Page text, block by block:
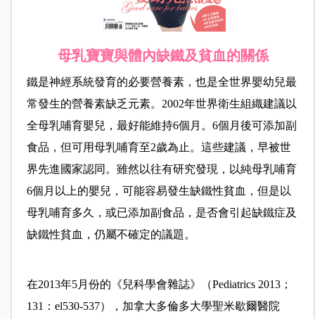
母乳寶寶與體內缺鐵及貧血的關係
鐵是神經系統發育的必要營養素，也是全世界嬰幼兒最
常發生的營養素缺乏元素。2002年世界衛生組織建議以
全母乳哺育嬰兒，最好能維持6個月。6個月後可添加副
食品，但可用母乳哺育至2歲為止。這些建議，早被世
界先進國家認同。雖然以往有研究發現，以純母乳哺育
6個月以上的嬰兒，可能容易發生缺鐵性貧血，但是以
母乳哺育多久，或已添加副食品，是否會引起缺鐵症及
缺鐵性貧血，仍屬不確定的議題。
在2013年5月份的《兒科學會雜誌》（Pediatrics 2013；
131：el530-537），加拿大多倫多大學聖米歇爾醫院